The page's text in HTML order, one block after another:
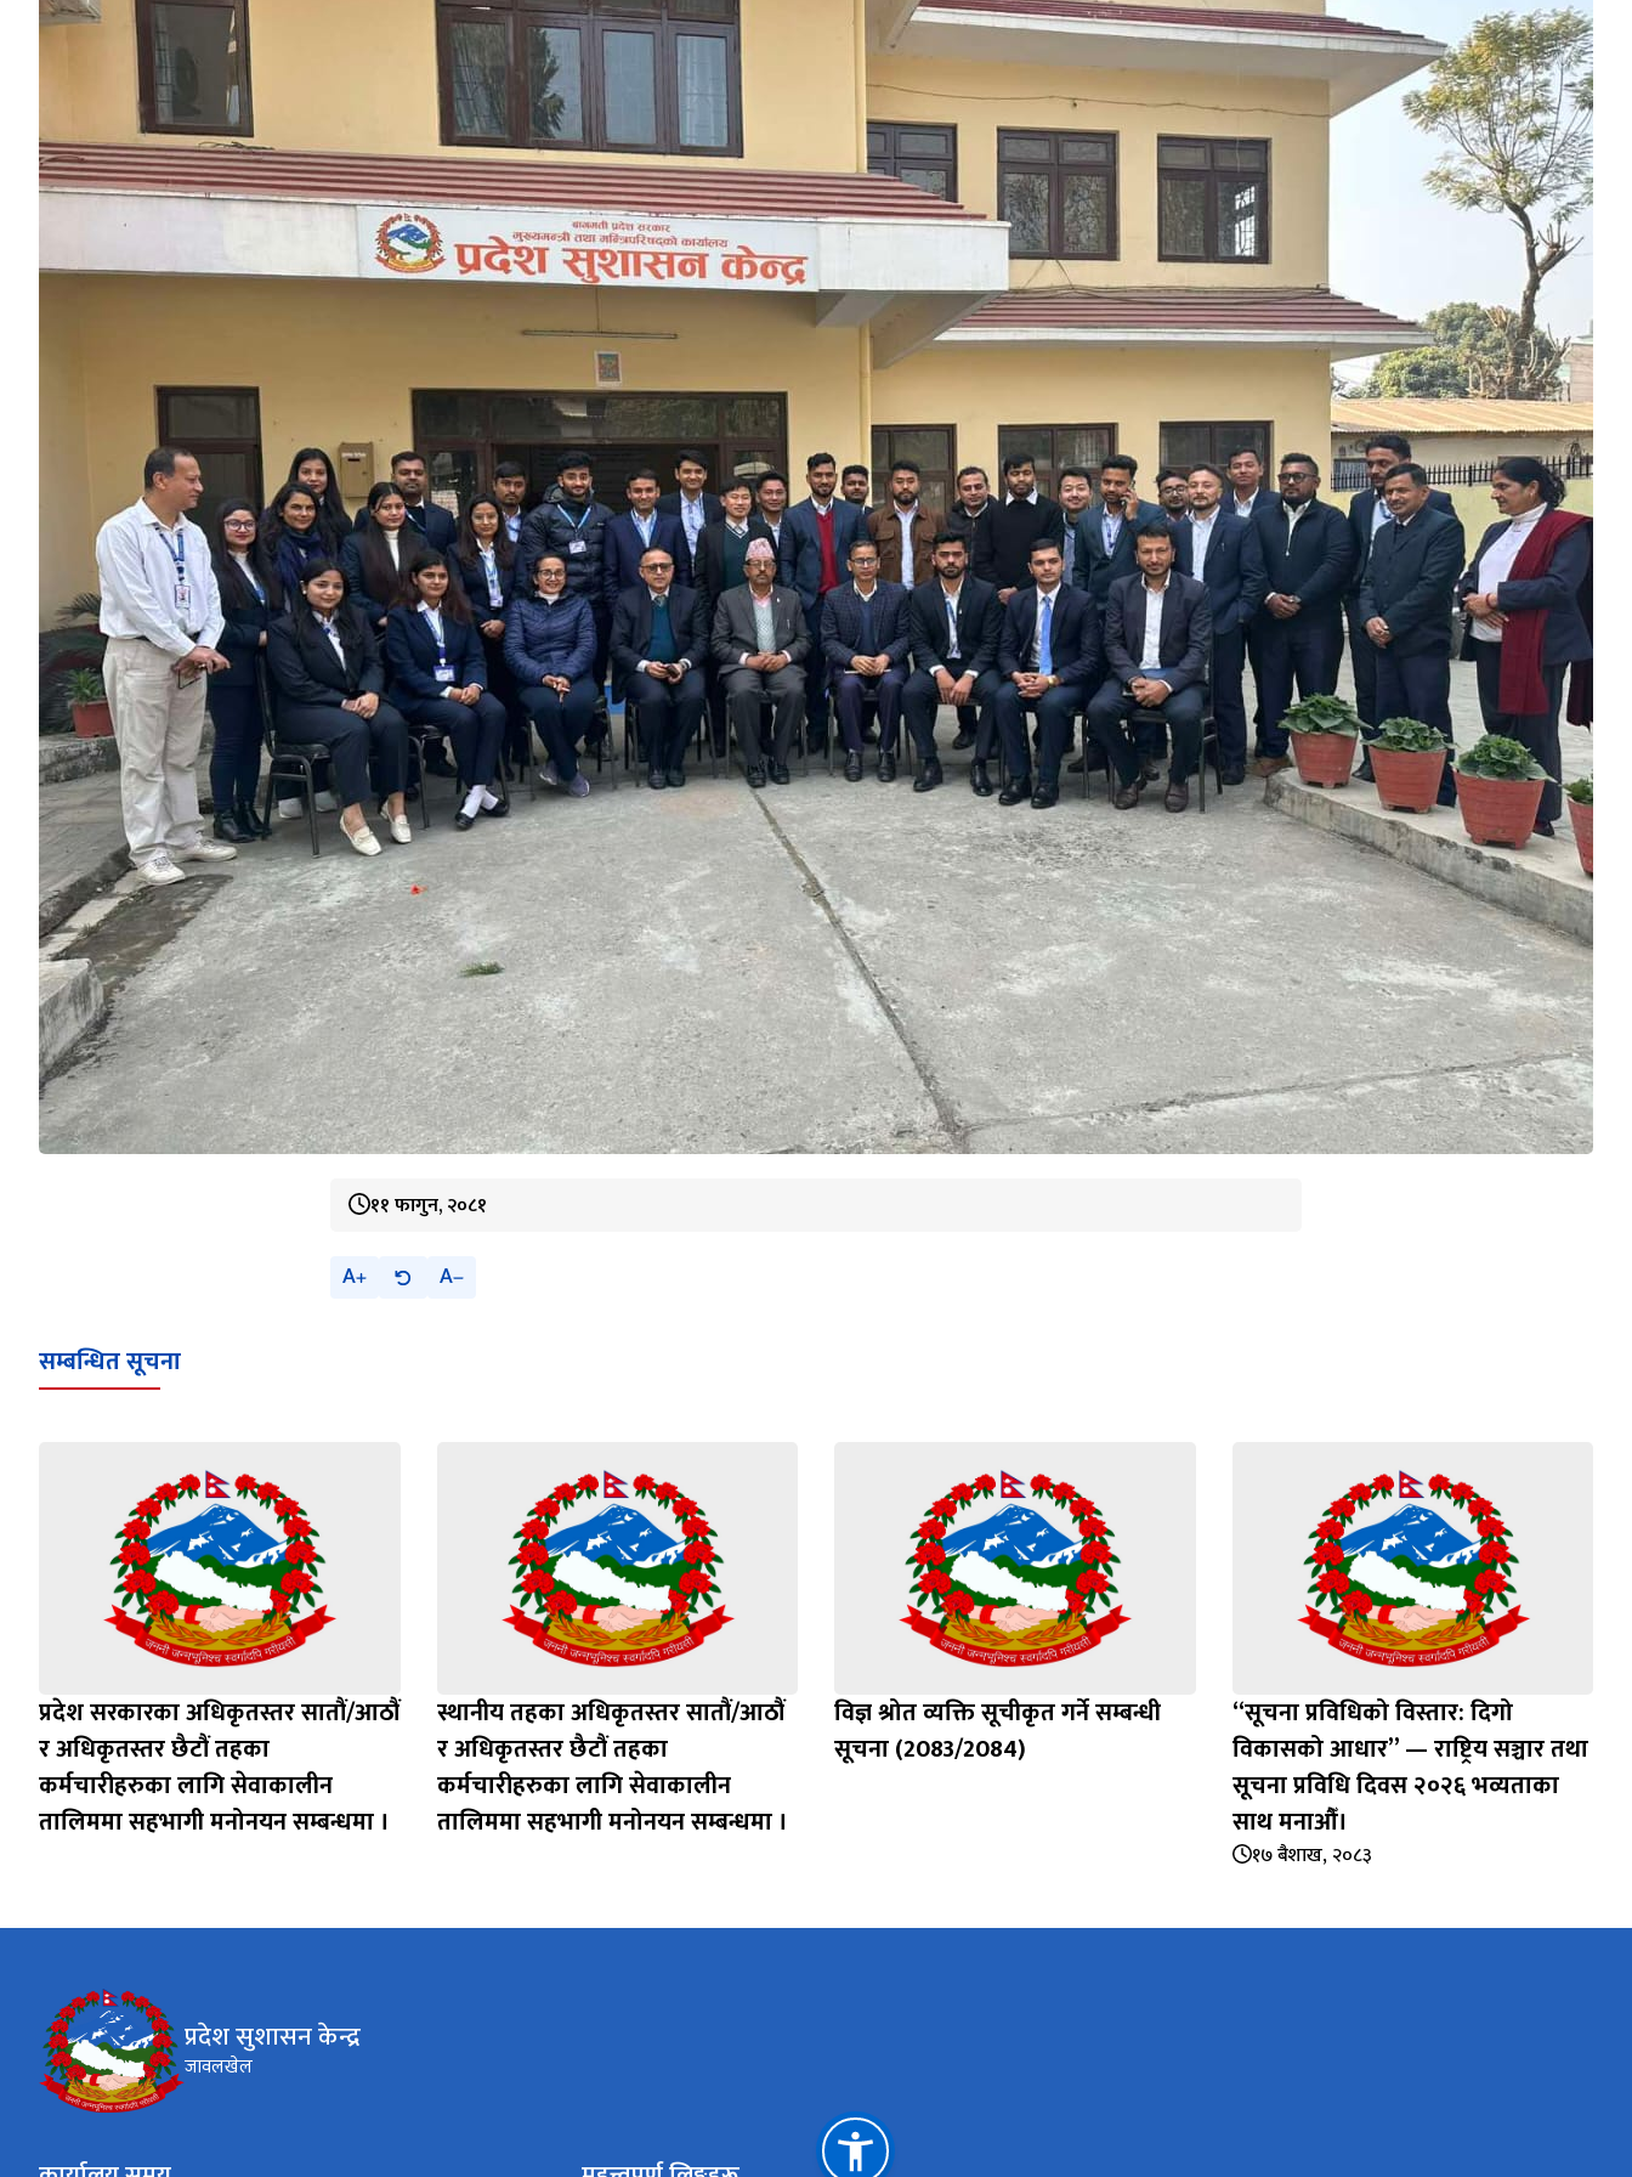
११ फागुन, २०८१
A A
सम्बन्धित सूचना
प्रदेश सरकारका अधिकृतस्तर सातौं/आठौं
र अधिकृतस्तर छैटौं तहका
कर्मचारीहरुका लागि सेवाकालीन
तालिममा सहभागी मनोनयन सम्बन्धमा ।
स्थानीय तहका अधिकृतस्तर सातौं/आठौं
र अधिकृतस्तर छैटौं तहका
कर्मचारीहरुका लागि सेवाकालीन
तालिममा सहभागी मनोनयन सम्बन्धमा ।
विज्ञ श्रोत व्यक्ति सूचीकृत गर्ने सम्बन्धी
सूचना (2083/2084)
“सूचना प्रविधिको विस्तार: दिगो
विकासको आधार” — राष्ट्रिय सञ्चार तथा
सूचना प्रविधि दिवस २०२६ भव्यताका
साथ मनाऔँ।
१७ बैशाख, २०८३
प्रदेश सुशासन केन्द्र
जावलखेल